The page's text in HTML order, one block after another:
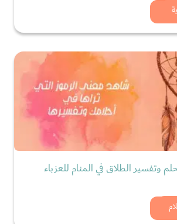
وتفسير الطلاق في المنام للعزباء